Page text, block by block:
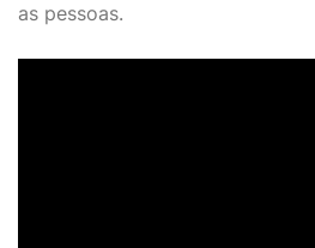
as pessoas.